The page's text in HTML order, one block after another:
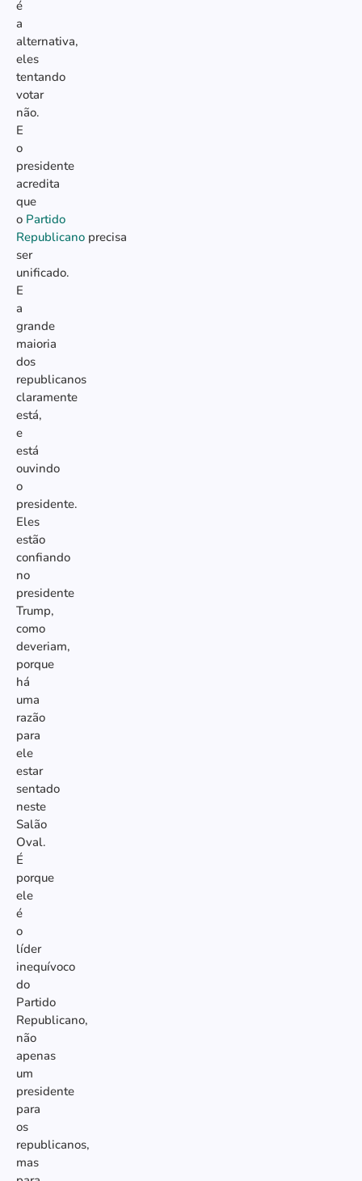
é
a
alternativa,
eles
tentando
votar
não.
E
o
presidente
acredita
que
o Partido
Republicano precisa
ser
unificado.
E
a
grande
maioria
dos
republicanos
claramente
está,
e
está
ouvindo
o
presidente.
Eles
estão
confiando
no
presidente
Trump,
como
deveriam,
porque
há
uma
razão
para
ele
estar
sentado
neste
Salão
Oval.
É
porque
ele
é
o
líder
inequívoco
do
Partido
Republicano,
não
apenas
um
presidente
para
os
republicanos,
mas